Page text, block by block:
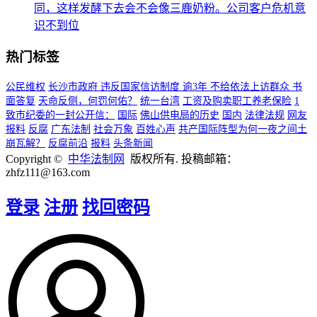
同，这样发酵下去会不会像三鹿奶粉。公司客户危机意
识不到位
热门标签
公民维权 长沙市政府 违反国家信访制度 逾3年 不给依法上访群众 书
面答复 天命反侧，何罚何佑？ 统一台湾 工资及购卖职工养老保睑 1
致市纪委的一封公开信：
国际 佛山供电局的历史 国内 法律法规 网友
报料 反腐 广东法制 社会万象 百姓心声 共产国际阵型为何一夜之间土
崩瓦解？
反腐前沿 报料 头条新闻
Copyright © 中华法制网
版权所有. 投稿邮箱：
zhfz111@163.com
登录 注册 找回密码